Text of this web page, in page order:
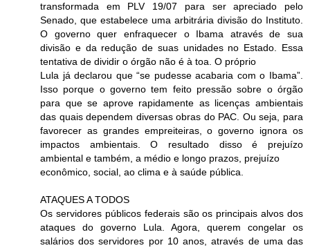
transformada em PLV 19/07 para ser apreciado pelo
Senado, que estabelece uma arbitrária divisão do Instituto.
O governo quer enfraquecer o Ibama através de sua
divisão e da redução de suas unidades no Estado. Essa
tentativa de dividir o órgão não é à toa. O próprio
Lula já declarou que “se pudesse acabaria com o Ibama”.
Isso porque o governo tem feito pressão sobre o órgão
para que se aprove rapidamente as licenças ambientais
das quais dependem diversas obras do PAC. Ou seja, para
favorecer as grandes empreiteiras, o governo ignora os
impactos ambientais. O resultado disso é prejuízo
ambiental e também, a médio e longo prazos, prejuízo
econômico, social, ao clima e à saúde pública.
ATAQUES A TODOS
Os servidores públicos federais são os principais alvos dos
ataques do governo Lula. Agora, querem congelar os
salários dos servidores por 10 anos, através de uma das